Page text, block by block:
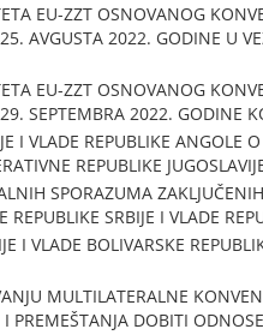
EU-ZZT OSNOVANOG
AVGUSTA 2022. GODINE U
EU-ZZT OSNOVANOG
SEPTEMBRA 2022. GODINE
I VLADE REPUBLIKE ANGOLE
REPUBLIKE
SPORAZUMA
SRBIJE I VLADE
I VLADE BOLIVARSKE
MULTILATERALNE
PREMEŠTANJA DOBITI